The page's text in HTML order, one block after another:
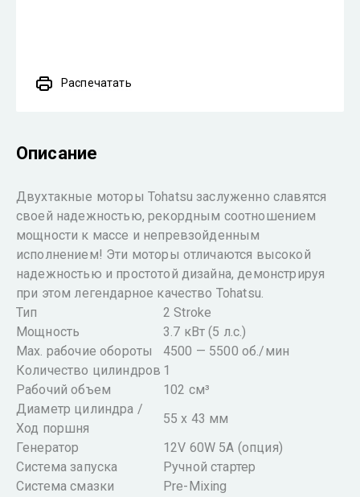
Распечатать
Описание
Двухтакные моторы Tohatsu заслуженно славятся
своей надежностью, рекордным соотношением
мощности к массе и непревзойденным
исполнением! Эти моторы отличаются высокой
надежностью и простотой дизайна, демонстрируя
при этом легендарное качество Tohatsu.
Тип
2 Stroke
Мощность
3.7 кВт (5 л.с.)
Мах. рабочие обороты
4500 — 5500 об./мин
Количество цилиндров 1
Рабочий объем
102 см³
Диаметр цилиндра /
Ход поршня
55 x 43 мм
Генератор
12V 60W 5A (опция)
Система запуска
Ручной стартер
Система смазки
Pre-Mixing